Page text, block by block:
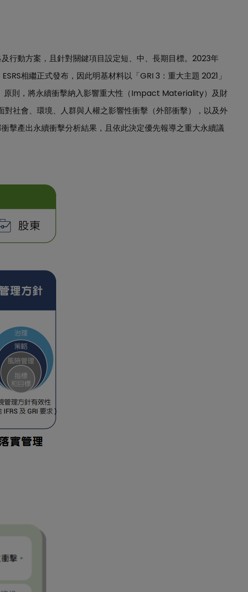
行動方案，且針對關鍵項目設定短、中、長期目標。 2023年
ESRS相繼正式發布，因此明基材料以「 GRI 3 ：重大主題 2021 」
原則，將永續衝擊納入影響重大性（ Impact Materiality）及財
社會、環境、人群與人權之影響性衝擊（外部衝擊），以及外
擊產出永續衝擊分析結果，且依此決定優先報導之重大永續議